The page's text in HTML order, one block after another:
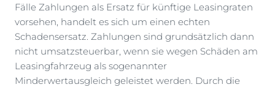
Fälle Zahlungen als Ersatz für künftige Leasingraten
vorsehen, handelt es sich um einen echten
Schadensersatz. Zahlungen sind grundsätzlich dann
nicht umsatzsteuerbar, wenn sie wegen Schäden am
Leasingfahrzeug als sogenannter
Minderwertausgleich geleistet werden. Durch die